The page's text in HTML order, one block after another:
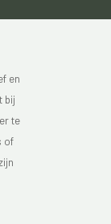
en
bij
te
of